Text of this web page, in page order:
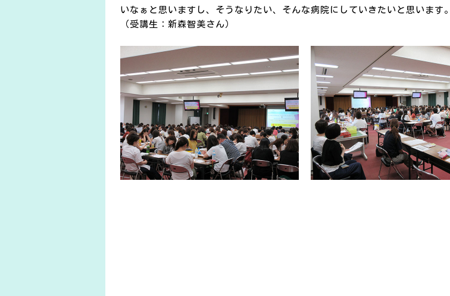
いなぁと思いますし、そうなりたい、そんな病院にしていきたいと思います。
（受講生：新森智美さん）